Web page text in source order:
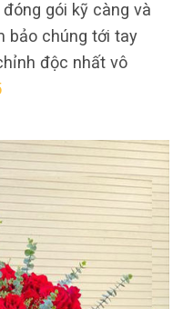
gói kỹ càng và
bảo chúng tới tay
độc nhất vô